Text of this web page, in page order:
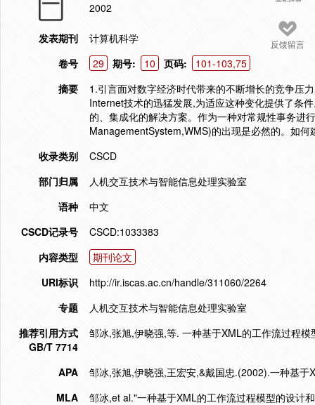
反馈留言
2002
发表期刊
计算机科学
卷号
29 期号: 10 页码:
101-103,75
摘要
1.引言面对数字经济时代带来的不断增长的竞争压
Internet技术的迅猛发展,为适应这种变化提供了条
的、集成化的解决方案。作为一种对常规性事务进
ManagementSystem,WMS)的出现是必然的。如
收录类别
CSCD
部门归属
人机交互技术与智能信息处理实验室
语种
中文
CSCD记录号
CSCD:1033383
内容类型
期刊论文
URI标识
http://ir.iscas.ac.cn/handle/311060/2264
专题
人机交互技术与智能信息处理实验室
推荐引用方式
GB/T 7714
邹冰,张旭,伊晓强,等. 一种基于XML的工作流过程
APA
邹冰,张旭,伊晓强,王宏安,&戴国忠.(2002).一种基
MLA
邹冰,et al."一种基于XML的工作流过程模型的设计